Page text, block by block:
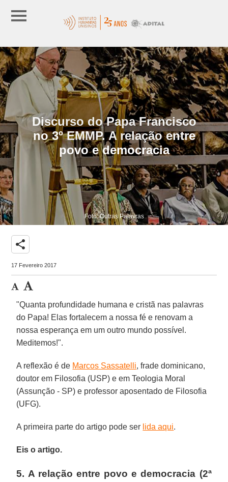
Discurso do Papa Francisco
no 3º EMMP. A relação entre
povo e democracia
Foto: Outras Palavras
share
17 Fevereiro 2017
"Quanta profundidade humana e cristã nas palavras
do Papa! Elas fortalecem a nossa fé e renovam a
nossa esperança em um outro mundo possível.
Meditemos!".
A reflexão é de Marcos Sassatelli, frade dominicano,
doutor em Filosofia (USP) e em Teologia Moral
(Assunção - SP) e professor aposentado de Filosofia
(UFG).
A primeira parte do artigo pode ser lida aqui.
Eis o artigo.
5. A relação entre povo e democracia (2ª